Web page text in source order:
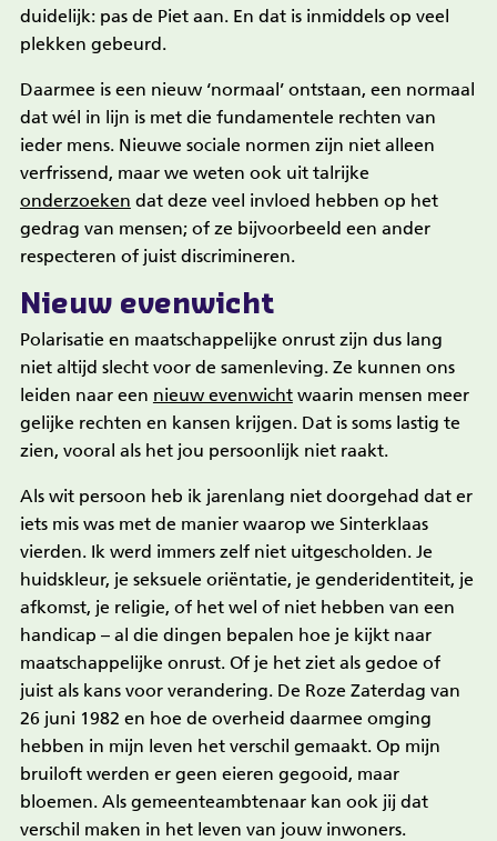
duidelijk: pas de Piet aan. En dat is inmiddels op veel
plekken gebeurd.
Daarmee is een nieuw ‘normaal’ ontstaan, een normaal
dat wél in lijn is met die fundamentele rechten van
ieder mens. Nieuwe sociale normen zijn niet alleen
verfrissend, maar we weten ook uit talrijke
onderzoeken dat deze veel invloed hebben op het
gedrag van mensen; of ze bijvoorbeeld een ander
respecteren of juist discrimineren.
Nieuw evenwicht
Polarisatie en maatschappelijke onrust zijn dus lang
niet altijd slecht voor de samenleving. Ze kunnen ons
leiden naar een nieuw evenwichtwaarin mensen meer
gelijke rechten en kansen krijgen. Dat is soms lastig te
zien, vooral als het jou persoonlijk niet raakt.
Als wit persoon heb ik jarenlang niet doorgehad dat er
iets mis was met de manier waarop we Sinterklaas
vierden. Ik werd immers zelf niet uitgescholden. Je
huidskleur, je seksuele oriëntatie, je genderidentiteit, je
afkomst, je religie, of het wel of niet hebben van een
handicap – al die dingen bepalen hoe je kijkt naar
maatschappelijke onrust. Of je het ziet als gedoe of
juist als kans voor verandering. De Roze Zaterdag van
26 juni 1982 en hoe de overheid daarmee omging
hebben in mijn leven het verschil gemaakt. Op mijn
bruiloft werden er geen eieren gegooid, maar
bloemen. Als gemeenteambtenaar kan ook jij dat
verschil maken in het leven van jouw inwoners.